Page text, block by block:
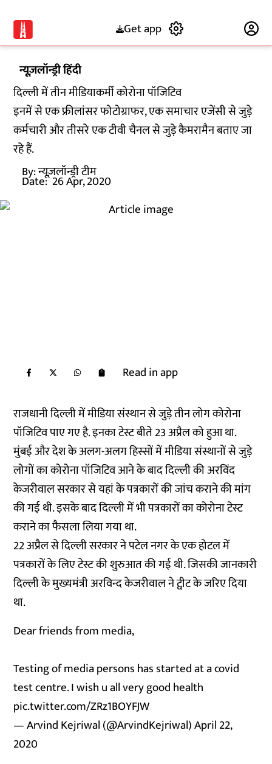
Get app
न्यूज़लॉन्ड्री हिंदी
दिल्ली में तीन मीडियाकर्मी कोरोना पॉजिटिव
इनमें से एक फ्रीलांसर फोटोग्राफर, एक समाचार एजेंसी से जुड़े
कर्मचारी और तीसरे एक टीवी चैनल से जुड़े कैमरामैन बताए जा
रहे हैं.
By:न्यूज़लॉन्ड्री टीम
Date: 26 Apr, 2020
Read in app
राजधानी दिल्ली में मीडिया संस्थान से जुड़े तीन लोग कोरोना
पॉजिटिव पाए गए है. इनका टेस्ट बीते 23 अप्रैल को हुआ था.
मुंबई और देश के अलग-अलग हिस्सों में मीडिया संस्थानों से जुड़े
लोगों का कोरोना पॉजिटिव आने के बाद दिल्ली की अरविंद
केजरीवाल सरकार से यहां के पत्रकारों की जांच कराने की मांग
की गई थी. इसके बाद दिल्ली में भी पत्रकारों का कोरोना टेस्ट
कराने का फैसला लिया गया था.
22 अप्रैल से दिल्ली सरकार ने पटेल नगर के एक होटल में
पत्रकारों के लिए टेस्ट की शुरुआत की गई थी. जिसकी जानकारी
दिल्ली के मुख्यमंत्री अरविन्द केजरीवाल ने ट्वीट के जरिए दिया
था.
Dear friends from media,
Testing of media persons has started at a covid
test centre. I wish u all very good health
pic.twitter.com/ZRz1BOYFJW
— Arvind Kejriwal (@ArvindKejriwal)April 22,
2020